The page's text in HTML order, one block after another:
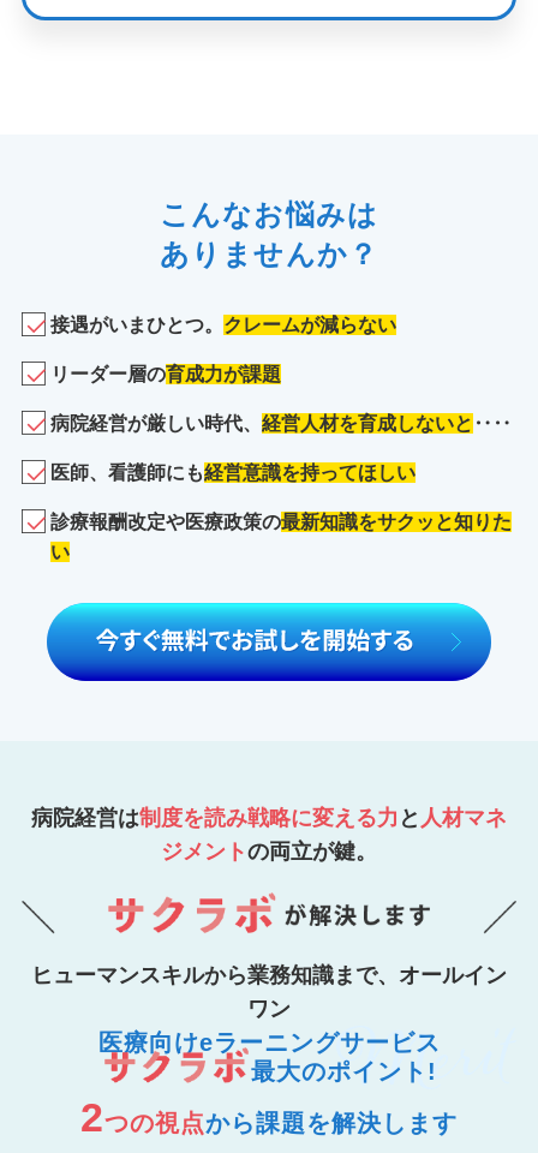
こんなお悩みは
ありませんか？
接遇がいまひとつ。 クレームが減らない
リーダー層の育成力が課題
病院経営が厳しい時代、 経営人材を育成しないと ‥‥
医師、看護師にも経営意識を持ってほしい
診療報酬改定や医療政策の最新知識をサクッと知りた
い
病院経営は制度を読み戦略に変える力 と 人材マネ
ジメントの両立が鍵。
ヒューマンスキルから業務知識まで、オールイン
ワン
医療向けeラーニングサービス
最大のポイント!
2つの視点から課題を解決します